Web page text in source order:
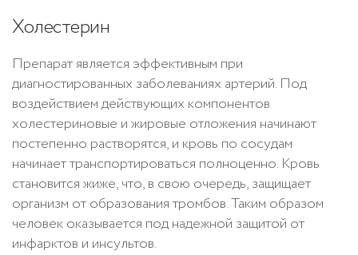
Холестерин
Препарат является эффективным при
диагностированных заболеваниях артерий. Под
воздействием действующих компонентов
холестериновые и жировые отложения начинают
постепенно растворятся, и кровь по сосудам
начинает транспортироваться полноценно. Кровь
становится жиже, что, в свою очередь, защищает
организм от образования тромбов. Таким образом
человек оказывается под надежной защитой от
инфарктов и инсультов.